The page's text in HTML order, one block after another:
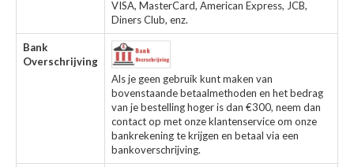
VISA, MasterCard, American Express, JCB,
Diners Club, enz.
Bank
Overschrijving
Als je geen gebruik kunt maken van
bovenstaande betaalmethoden en het bedrag
van je bestelling hoger is dan €300, neem dan
contact op met onze klantenservice om onze
bankrekening te krijgen en betaal via een
bankoverschrijving.